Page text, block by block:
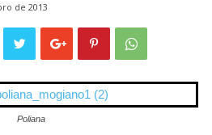
de 2013
Poliana